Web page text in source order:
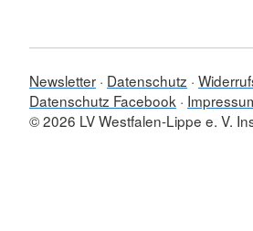
Newsletter Datenschutz
Datenschutz Facebook
© 2026 LV Westfalen-Lippe e. V.